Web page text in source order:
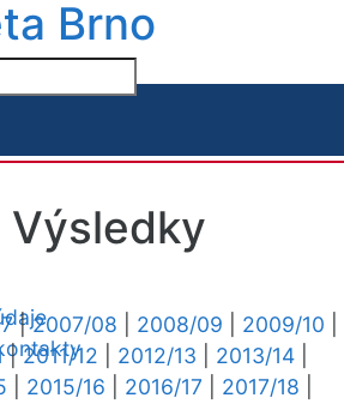
Brno
Výsledky
|2007/08 2008/09 2009/10
|2011/12 2012/13 2013/14
2015/16 2016/17 2017/18